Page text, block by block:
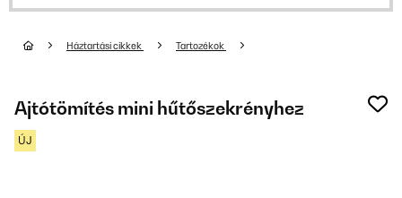
Háztartási cikkek Tartozékok
Ajtótömítés mini hűtőszekrényhez
ÚJ